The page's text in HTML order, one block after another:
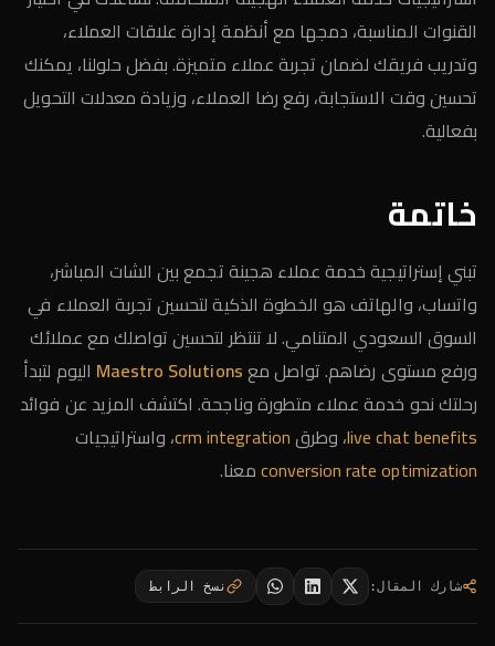
القنوات المناسبة، دمجها مع أنظمة إدارة علاقات العملاء،
وتدريب فريقك لضمان تجربة عملاء متميزة. بفضل حلولنا، يمكنك
تحسين وقت الاستجابة، رفع رضا العملاء، وزيادة معدلات التحويل
بفعالية.
خاتمة
تبني إستراتيجية خدمة عملاء هجينة تجمع بين الشات المباشر،
واتساب، والهاتف هو الخطوة الذكية لتحسين تجربة العملاء في
السوق السعودي المتنامي. لا تنتظر لتحسين تواصلك مع عملائك
ورفع مستوى رضاهم. تواصل معMaestro Solutions اليوم لتبدأ
رحلتك نحو خدمة عملاء متطورة وناجحة. اكتشف المزيد عن فوائد
live chat benefits، وطرقcrm integration، واستراتيجيات
conversion rate optimizationمعنا.
شارك المقال: نسخ الرابط